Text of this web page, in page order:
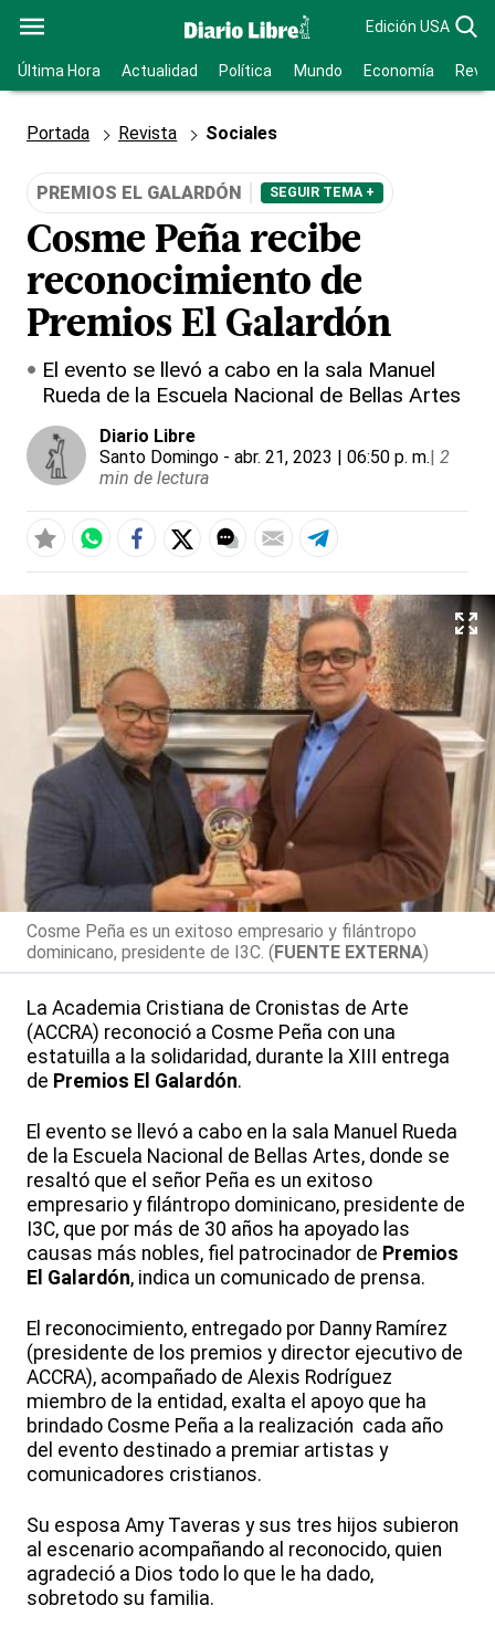
Edición USA
Última Hora Actualidad Política Mundo Economía
Portada Revista Sociales
PREMIOS EL GALARDÓN SEGUIR TEMA +
Cosme Peña recibe
reconocimiento de
Premios El Galardón
El evento se llevó a cabo en la sala Manuel
Rueda de la Escuela Nacional de Bellas Artes
Diario Libre
Santo Domingo - abr. 21, 2023 | 06:50 p. m.| 2
min de lectura
Cosme Peña es un exitoso empresario y filántropo
dominicano, presidente de I3C. (FUENTE EXTERNA)
La Academia Cristiana de Cronistas de Arte
(ACCRA) reconoció a Cosme Peña con una
estatuilla a la solidaridad, durante la XIII entrega
de Premios El Galardón.
El evento se llevó a cabo en la sala Manuel Rueda
de la Escuela Nacional de Bellas Artes, donde se
resaltó que el señor Peña es un exitoso
empresario y filántropo dominicano, presidente de
I3C, que por más de 30 años ha apoyado las
causas más nobles, fiel patrocinador de Premios
El Galardón, indica un comunicado de prensa.
El reconocimiento, entregado por Danny Ramírez
(presidente de los premios y director ejecutivo de
ACCRA), acompañado de Alexis Rodríguez
miembro de la entidad, exalta el apoyo que ha
brindado Cosme Peña a la realización cada año
del evento destinado a premiar artistas y
comunicadores cristianos.
Su esposa Amy Taveras y sus tres hijos subieron
al escenario acompañando al reconocido, quien
agradeció a Dios todo lo que le ha dado,
sobretodo su familia.